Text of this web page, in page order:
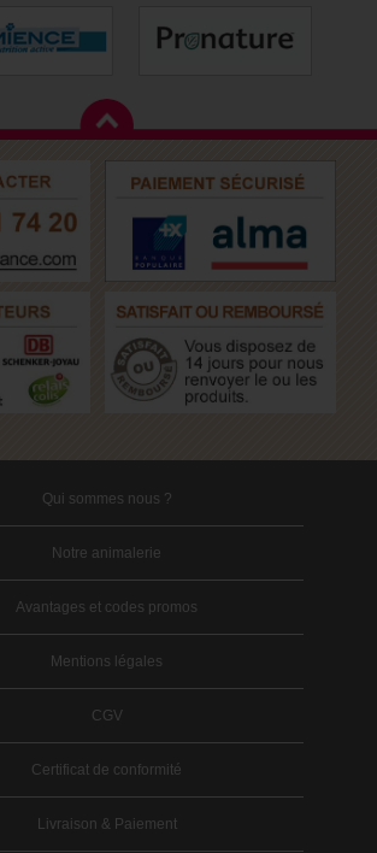
Qui sommes nous ?
Notre animalerie
Avantages et codes promos
Mentions légales
CGV
Certificat de conformité
Livraison & Paiement